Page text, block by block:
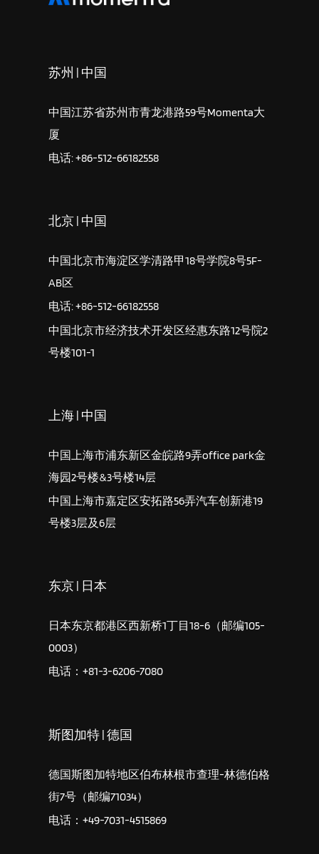
苏州 | 中国
中国江苏省苏州市青龙港路59号Momenta大
厦
电话: +86-512-66182558
北京 | 中国
中国北京市海淀区学清路甲18号学院8号5F-
AB区
电话: +86-512-66182558
中国北京市经济技术开发区经惠东路12号院2
号楼101-1
上海 | 中国
中国上海市浦东新区金皖路9弄office park金
海园2号楼&3号楼14层
中国上海市嘉定区安拓路56弄汽车创新港19
号楼3层及6层
东京 | 日本
日本东京都港区西新桥1丁目18-6（邮编105-
0003）
电话：+81-3-6206-7080
斯图加特 | 德国
德国斯图加特地区伯布林根市查理-林德伯格
街7号（邮编71034）
电话：+49-7031-4515869